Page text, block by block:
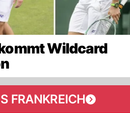
Wildcard
FRANKREICH